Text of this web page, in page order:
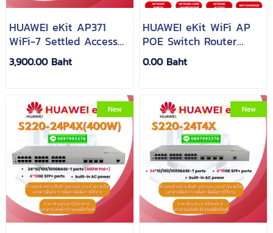
HUAWEI eKit AP371
WiFi-7 Settled Access
Point
3,900.00 Baht
HUAWEI eKit WiFi AP
POE Switch Router
Gateway Firewall
0.00 Baht
New New